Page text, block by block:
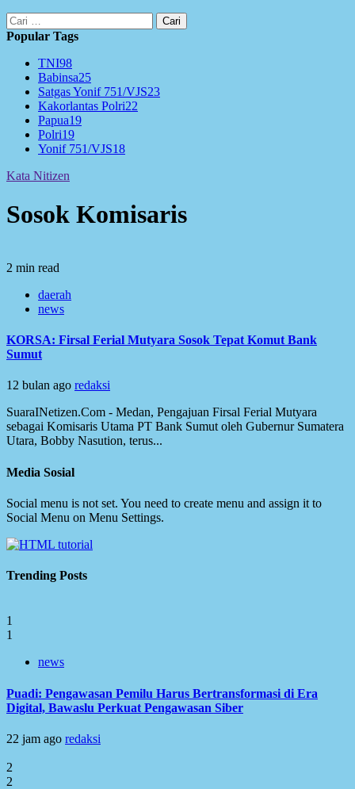
Cari
untuk:
Popular Tags
TNI98
Babinsa25
Satgas Yonif 751/VJS23
Kakorlantas Polri22
Papua19
Polri19
Yonif 751/VJS18
Kata Nitizen
Sosok Komisaris
2 min read
daerah
news
KORSA: Firsal Ferial Mutyara Sosok Tepat Komut Bank
Sumut
12 bulan ago redaksi
SuaraINetizen.Com - Medan, Pengajuan Firsal Ferial Mutyara
sebagai Komisaris Utama PT Bank Sumut oleh Gubernur Sumatera
Utara, Bobby Nasution, terus...
Media Sosial
Social menu is not set. You need to create menu and assign it to
Social Menu on Menu Settings.
Trending Posts
1
1
news
Puadi: Pengawasan Pemilu Harus Bertransformasi di Era
Digital, Bawaslu Perkuat Pengawasan Siber
22 jam ago redaksi
2
2